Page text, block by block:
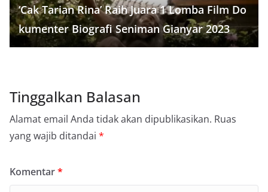
‘Cak Tarian Rina’ Raih Juara 1 Lomba Film Do
kumenter Biografi Seniman Gianyar 2023
Tinggalkan Balasan
Alamat email Anda tidak akan dipublikasikan. Ruas
yang wajib ditandai *
Komentar*